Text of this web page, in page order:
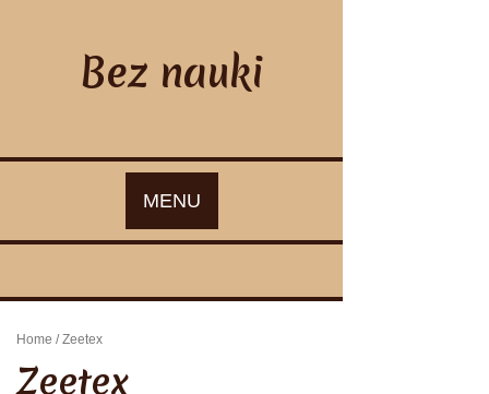
Bez nauki
MENU
Home / Zeetex
Zeetex